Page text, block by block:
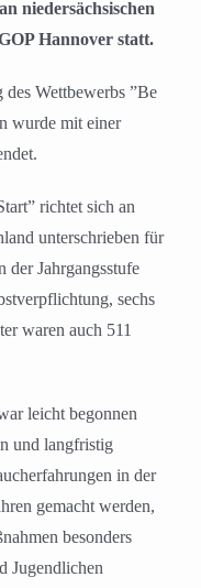
niedersächsischen
Hannover statt.
Wettbewerbs ”Be
wurde mit einer
richtet sich an
unterschrieben für
der Jahrgangsstufe
sechs
waren auch 511
leicht begonnen
und langfristig
in der
gemacht werden,
besonders
Jugendlichen